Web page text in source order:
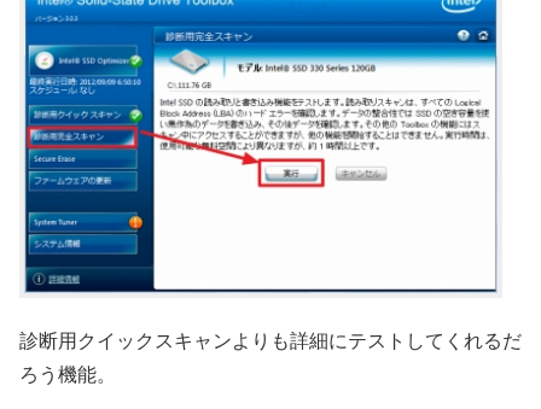
診断用クイックスキャンよりも詳細にテストしてくれるだ
ろう機能。